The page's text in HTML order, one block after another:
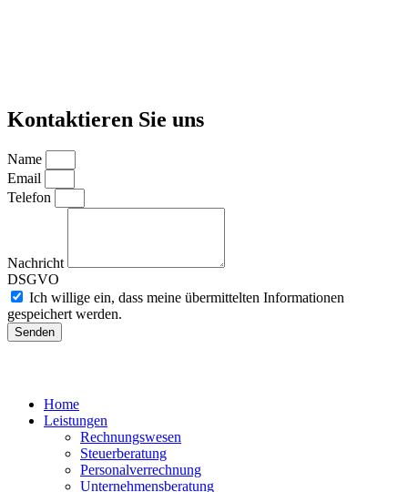
Kontaktieren Sie uns
Name
Email
Telefon
Nachricht
DSGVO
Ich willige ein, dass meine übermittelten Informationen
gespeichert werden.
Senden
Home
Leistungen
Rechnungswesen
Steuerberatung
Personalverrechnung
Unternehmensberatung